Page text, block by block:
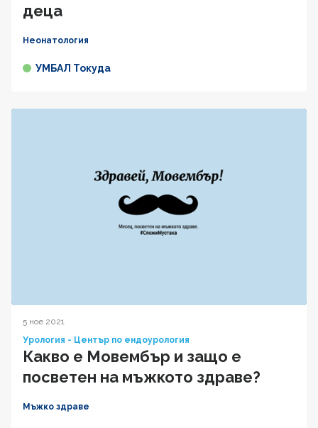
деца
Неонатология
УМБАЛ Токуда
5 ное 2021
Урология - Център по ендоурология
Какво е Мовембър и защо е
посветен на мъжкото здраве?
Мъжко здраве